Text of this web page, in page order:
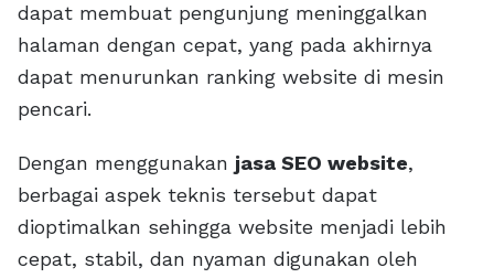
dapat membuat pengunjung meninggalkan
halaman dengan cepat, yang pada akhirnya
dapat menurunkan ranking website di mesin
pencari.
Dengan menggunakan jasa SEO website,
berbagai aspek teknis tersebut dapat
dioptimalkan sehingga website menjadi lebih
cepat, stabil, dan nyaman digunakan oleh